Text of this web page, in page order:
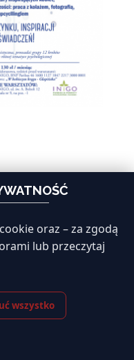
2026
Jak wspierać
w tym
oraz – za zgodą
lub przeczytaj
wszystko